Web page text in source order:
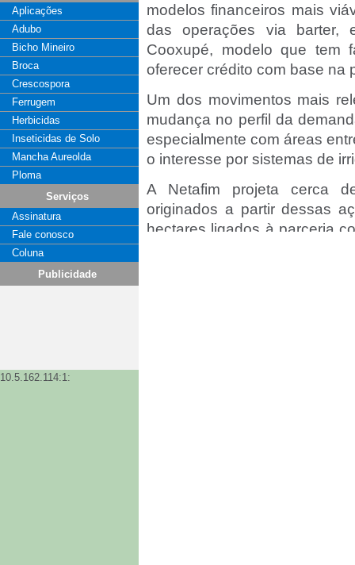
Aplicações
Adubo
Bicho Mineiro
Broca
Crescospora
Ferrugem
Herbicidas
Inseticidas de Solo
Mancha Aureolda
Ploma
Serviços
Assinatura
Fale conosco
Coluna
Publicidade
10.5.162.114:1:
modelos financeiros mais
das operações via barter,
Cooxupé, modelo que tem
oferecer crédito com base na
Um dos movimentos mais
mudança no perfil da
especialmente com áreas
o interesse por sistemas de
A Netafim projeta cerca
originados a partir dessas
hectares ligados à parceria